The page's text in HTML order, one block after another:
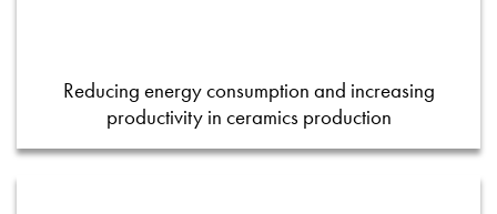
Reducing energy consumption and increasing
productivity in ceramics production